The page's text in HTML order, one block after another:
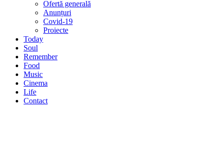
Ofertă generală
Anunțuri
Covid-19
Proiecte
Today
Soul
Remember
Food
Music
Cinema
Life
Contact